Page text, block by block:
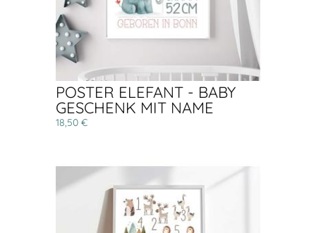
POSTER ELEFANT - BABY
GESCHENK MIT NAME
18,50 €